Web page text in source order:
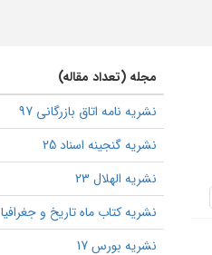
مجله (تعداد مقاله)
نشریه نامه اتاق بازرگانی 97
نشریه گنجینه اسناد 25
نشریه الهلال 23
نشریه کتاب ماه تاریخ و جغرافیا 20
نشریه بورس 17